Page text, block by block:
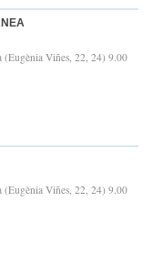
(Eugènia Viñes, 22, 24) 9.00
(Eugènia Viñes, 22, 24) 9.00